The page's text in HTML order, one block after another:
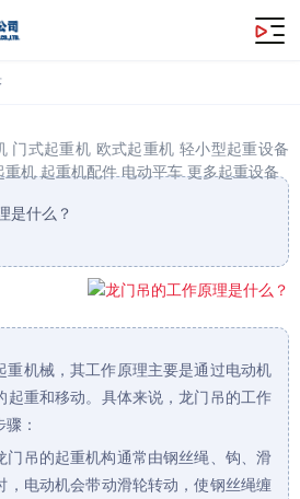
门式起重机 欧式起重机 轻小型起重设备
重机 起重机配件 电动平车 更多起重设备
是什么？
重机械，其工作原理主要是通过电动机
起重和移动。具体来说，龙门吊的工作
：
门吊的起重机构通常由钢丝绳、钩、滑
，电动机会带动滑轮转动，使钢丝绳缠